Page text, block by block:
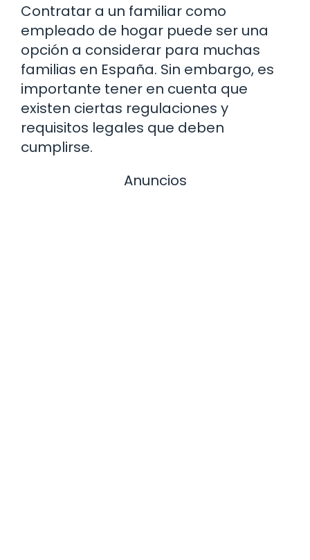
Contratar a un familiar como
empleado de hogar puede ser una
opción a considerar para muchas
familias en España. Sin embargo, es
importante tener en cuenta que
existen ciertas regulaciones y
requisitos legales que deben
cumplirse.
Anuncios